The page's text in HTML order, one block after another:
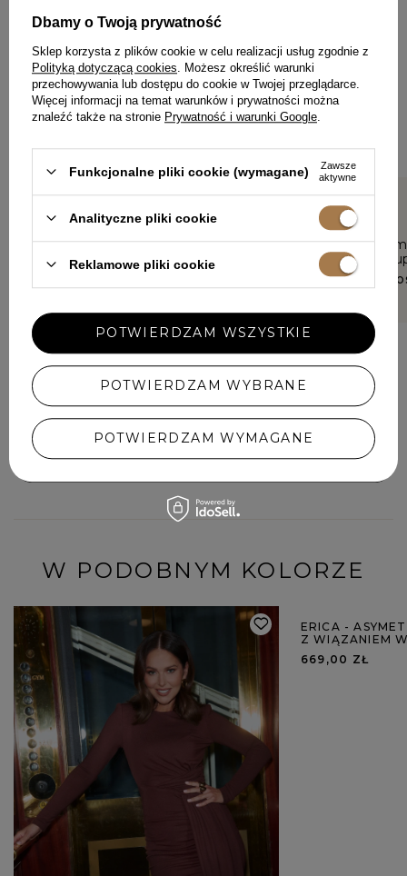
ZOSTAW SWOJĄ OPINIĘ
PODZIEL SIĘ SWOJĄ OPINIĄ
Z INNYMI
Każda opinia pomaga innym klientkom w wyborze.
Jeśli nosiłaś ten model, podziel się swoimi wrażeniami – liczy
5/5
Bardzo wygodny komplet, jak
wszystkie od Lou. Polecam w
100%
5/5
Piękny
materiał
BEATA,
DODAJ SWOJĄ OPINIĘ
W PODOBNYM KOLORZE
ERICA -
Z WIĄZANIEM
669,00 ZŁ
Dbamy o Twoją prywatność
Sklep korzysta z plików cookie w celu realizacji usług zgodnie z
Polityką dotyczącą cookies . Możesz określić warunki
przechowywania lub dostępu do cookie w Twojej przeglądarce.
Więcej informacji na temat warunków i prywatności można
znaleźć także na stronie Prywatność i warunki Google
Funkcjonalne pliki cookie (wymagane)
Zawsze
aktywne
Analityczne pliki cookie
Reklamowe pliki cookie
POTWIERDZAM WYBRANE
POTWIERDZAM WYMAGANE
POTWIERDZAM WSZYSTKIE